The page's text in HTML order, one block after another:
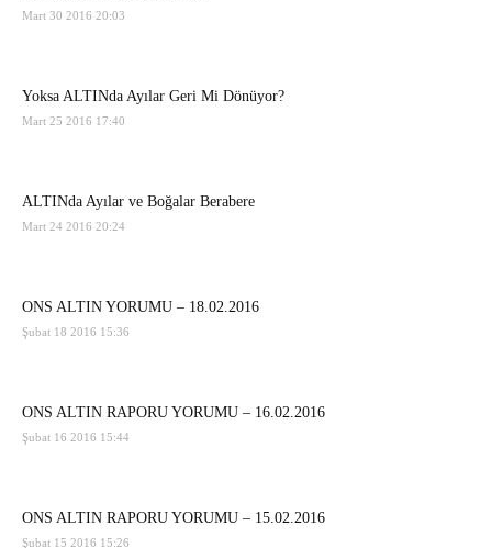
Mart 30 2016 20:03
Yoksa ALTINda Ayılar Geri Mi Dönüyor?
Mart 25 2016 17:40
ALTINda Ayılar ve Boğalar Berabere
Mart 24 2016 20:24
ONS ALTIN YORUMU – 18.02.2016
Şubat 18 2016 15:36
ONS ALTIN RAPORU YORUMU – 16.02.2016
Şubat 16 2016 15:44
ONS ALTIN RAPORU YORUMU – 15.02.2016
Şubat 15 2016 15:26